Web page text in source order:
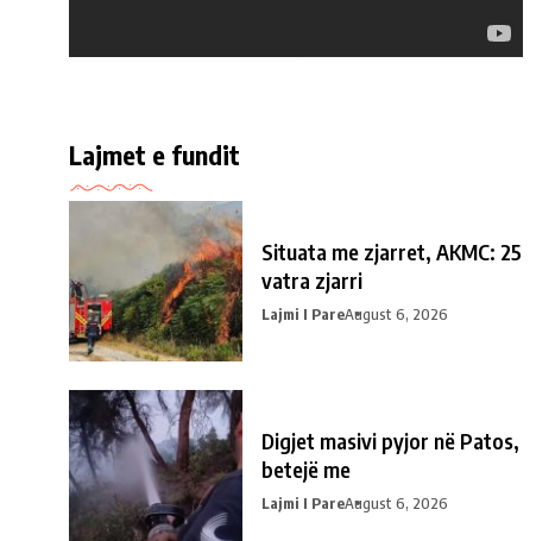
Lajmet e fundit
Situata me zjarret, AKMC: 25
vatra zjarri
Lajmi I PareAugust 6, 2026
Digjet masivi pyjor në Patos,
betejë me
Lajmi I PareAugust 6, 2026